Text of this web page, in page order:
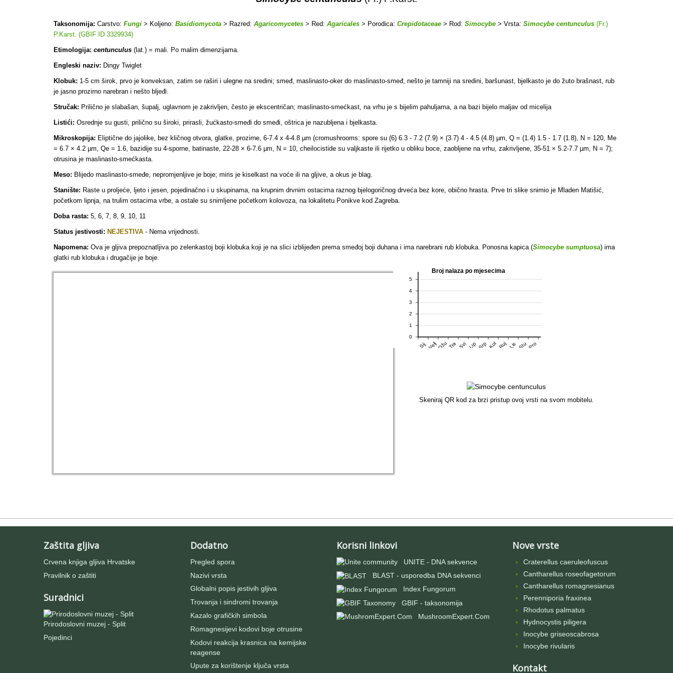
Taksonomija: Carstvo: Fungi > Koljeno: Basidiomycota > Razred: Agaricomycetes > Red: Agaricales > Porodica: Crepidotaceae > Rod: Simocybe > Vrsta: Simocybe centunculus (Fr.)
P.Karst. (GBIF ID 3329934)
Etimologija: centunculus (lat.) = mali. Po malim dimenzijama.
Engleski naziv: Dingy Twiglet
Klobuk: 1-5 cm širok, prvo je konveksan, zatim se raširi i ulegne na sredini; smeđ, maslinasto-oker do maslinasto-smeđ, nešto je tamniji na sredini, baršunast, bjelkasto je do žuto brašnast, rub
je jasno prozirno narebran i nešto bljeđi.
Stručak: Prilično je slabašan, šupalj, uglavnom je zakrivljen, često je ekscentričan; maslinasto-smećkast, na vrhu je s bijelim pahuljama, a na bazi bijelo maljav od micelija
Listići: Osrednje su gusti, prilično su široki, prirasli, žućkasto-smeđi do smeđi, oštrica je nazubljena i bjelkasta.
Mikroskopija: Eliptične do jajolike, bez kličnog otvora, glatke, prozirne, 6-7.4 x 4-4.8 µm (cromushrooms: spore su (6) 6.3 - 7.2 (7.9) × (3.7) 4 - 4.5 (4.8) µm, Q = (1.4) 1.5 - 1.7 (1.8), N = 120, Me
= 6.7 × 4.2 µm, Qe = 1.6, bazidije su 4-sporne, batinaste, 22-28 × 6-7.6 µm, N = 10, cheilocistide su valjkaste ili rijetko u obliku boce, zaobljene na vrhu, zakrivljene, 35-51 × 5.2-7.7 µm, N = 7);
otrusina je maslinasto-smećkasta.
Meso: Blijedo maslinasto-smeđe, nepromjenljive je boje; miris je kiselkast na voće ili na gljive, a okus je blag.
Stanište: Raste u proljeće, ljeto i jesen, pojedinačno i u skupinama, na krupnim drvnim ostacima raznog bjelogoričnog drveća bez kore, obično hrasta. Prve tri slike snimio je Mladen Matišić,
početkom lipnja, na trulim ostacima vrbe, a ostale su snimljene početkom kolovoza, na lokalitetu Ponikve kod Zagreba.
Doba rasta: 5, 6, 7, 8, 9, 10, 11
Status jestivosti: NEJESTIVA - Nema vrijednosti.
Napomena: Ova je gljiva prepoznatljiva po zelenkastoj boji klobuka koji je na slici izblijeđen prema smeđoj boji duhana i ima narebrani rub klobuka. Ponosna kapica (Simocybe sumptuosa) ima
glatki rub klobuka i drugačije je boje.
Broj nalaza po mjesecima
0
1
2
3
4
5
Sij VeljOžuTra Svi Lip Srp Kol Ruj Lis Stu Pro
Skeniraj QR kod za brzi pristup ovoj vrsti na svom mobitelu.
Zaštita gljiva
Crvena knjiga gljiva Hrvatske
Pravilnik o zaštiti
Suradnici
Prirodoslovni muzej - Split
Pojedinci
Dodatno
Pregled spora
Nazivi vrsta
Globalni popis jestivih gljiva
Trovanja i sindromi trovanja
Kazalo grafičkih simbola
Romagnesijevi kodovi boje otrusine
Kodovi reakcija krasnica na kemijske
reagense
Upute za korištenje ključa vrsta
Korisni linkovi
UNITE - DNA sekvence
BLAST - usporedba DNA sekvenci
Index Fungorum
GBIF - taksonomija
MushroomExpert.Com
Nove vrste
Craterellus caeruleofuscus
Cantharellus roseofagetorum
Cantharellus romagnesianus
Perenniporia fraxinea
Rhodotus palmatus
Hydnocystis piligera
Inocybe griseoscabrosa
Inocybe rivularis
Kontakt